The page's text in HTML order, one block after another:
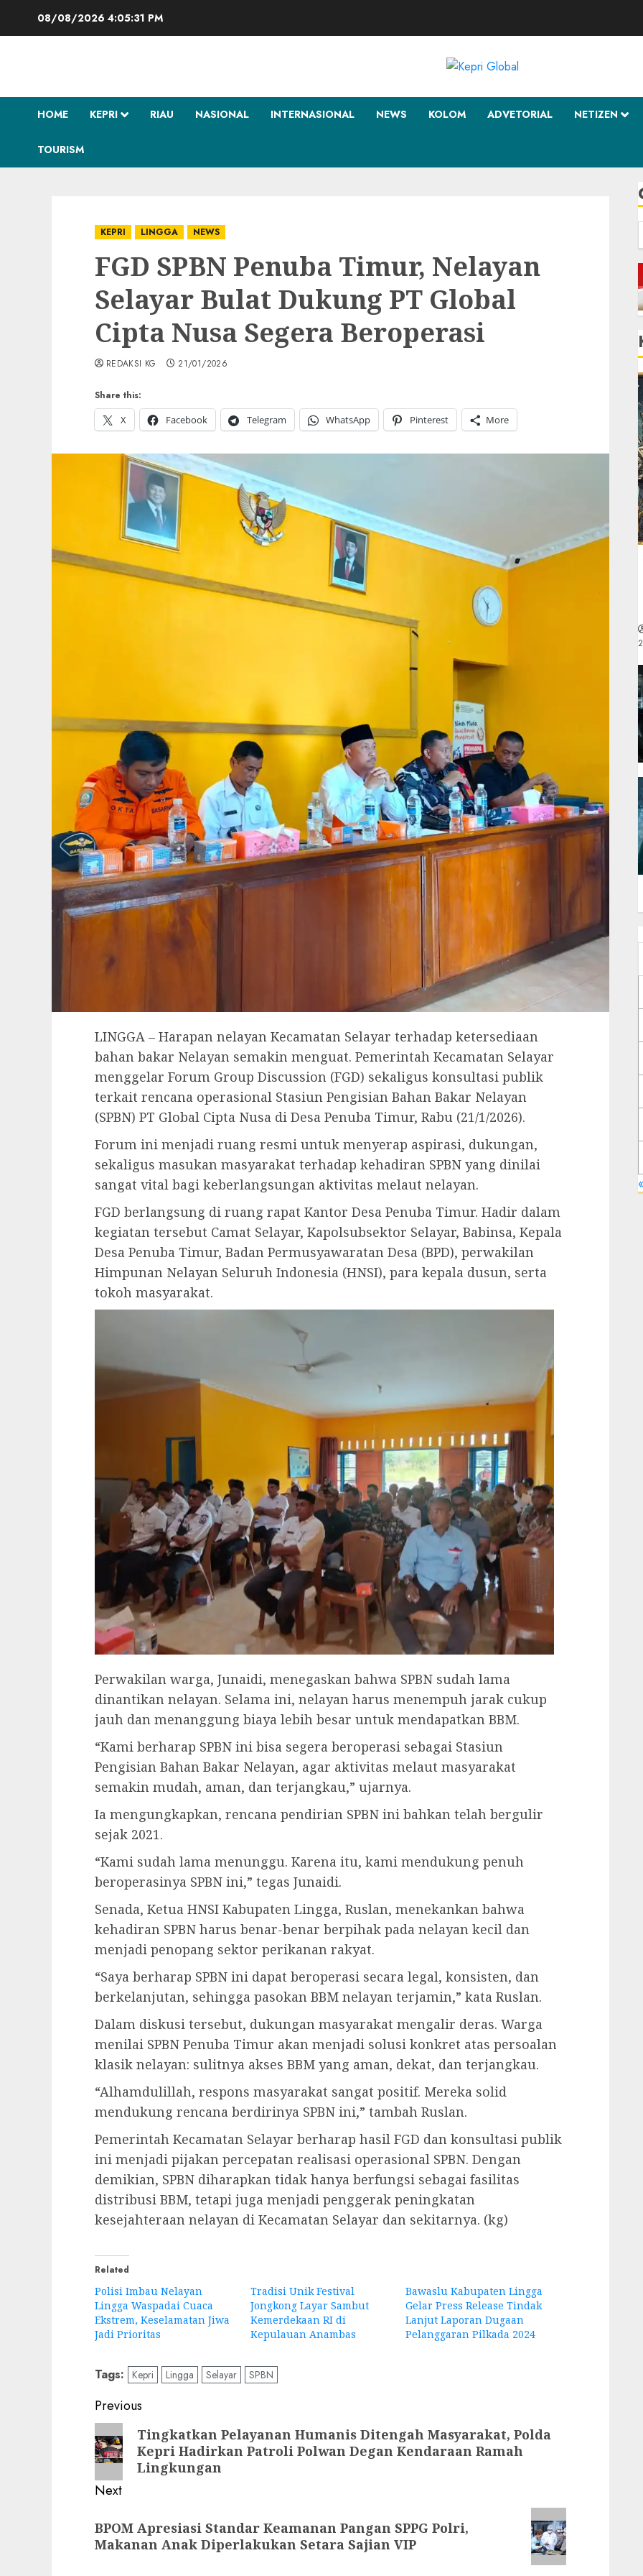
08/08/2026 4:05:32 PM
HOME KEPRI RIAU NASIONAL INTERNASIONAL NEWS KOLOM ADVETORIAL NETIZEN
TOURISM
KEPRI LINGGA NEWS
FGD SPBN Penuba Timur, Nelayan
Selayar Bulat Dukung PT Global
Cipta Nusa Segera Beroperasi
Share this:
X
Facebook Telegram WhatsApp Pinterest More
REDAKSI KG 21/01/2026
LINGGA – Harapan nelayan Kecamatan Selayar terhadap ketersediaan
bahan bakar Nelayan semakin menguat. Pemerintah Kecamatan Selayar
menggelar Forum Group Discussion (FGD) sekaligus konsultasi publik
terkait rencana operasional Stasiun Pengisian Bahan Bakar Nelayan
(SPBN) PT Global Cipta Nusa di Desa Penuba Timur, Rabu (21/1/2026).
Forum ini menjadi ruang resmi untuk menyerap aspirasi, dukungan,
sekaligus masukan masyarakat terhadap kehadiran SPBN yang dinilai
sangat vital bagi keberlangsungan aktivitas melaut nelayan.
FGD berlangsung di ruang rapat Kantor Desa Penuba Timur. Hadir dalam
kegiatan tersebut Camat Selayar, Kapolsubsektor Selayar, Babinsa, Kepala
Desa Penuba Timur, Badan Permusyawaratan Desa (BPD), perwakilan
Himpunan Nelayan Seluruh Indonesia (HNSI), para kepala dusun, serta
tokoh masyarakat.
Perwakilan warga, Junaidi, menegaskan bahwa SPBN sudah lama
dinantikan nelayan. Selama ini, nelayan harus menempuh jarak cukup
jauh dan menanggung biaya lebih besar untuk mendapatkan BBM.
“Kami berharap SPBN ini bisa segera beroperasi sebagai Stasiun
Pengisian Bahan Bakar Nelayan, agar aktivitas melaut masyarakat
semakin mudah, aman, dan terjangkau,” ujarnya.
Ia mengungkapkan, rencana pendirian SPBN ini bahkan telah bergulir
sejak 2021.
“Kami sudah lama menunggu. Karena itu, kami mendukung penuh
beroperasinya SPBN ini,” tegas Junaidi.
Senada, Ketua HNSI Kabupaten Lingga, Ruslan, menekankan bahwa
kehadiran SPBN harus benar-benar berpihak pada nelayan kecil dan
menjadi penopang sektor perikanan rakyat.
“Saya berharap SPBN ini dapat beroperasi secara legal, konsisten, dan
berkelanjutan, sehingga pasokan BBM nelayan terjamin,” kata Ruslan.
Dalam diskusi tersebut, dukungan masyarakat mengalir deras. Warga
menilai SPBN Penuba Timur akan menjadi solusi konkret atas persoalan
klasik nelayan: sulitnya akses BBM yang aman, dekat, dan terjangkau.
“Alhamdulillah, respons masyarakat sangat positif. Mereka solid
mendukung rencana berdirinya SPBN ini,” tambah Ruslan.
Pemerintah Kecamatan Selayar berharap hasil FGD dan konsultasi publik
ini menjadi pijakan percepatan realisasi operasional SPBN. Dengan
demikian, SPBN diharapkan tidak hanya berfungsi sebagai fasilitas
distribusi BBM, tetapi juga menjadi penggerak peningkatan
kesejahteraan nelayan di Kecamatan Selayar dan sekitarnya. (kg)
Related
Polisi Imbau Nelayan
Lingga Waspadai Cuaca
Ekstrem, Keselamatan Jiwa
Jadi Prioritas
Tradisi Unik Festival
Jongkong Layar Sambut
Kemerdekaan RI di
Kepulauan Anambas
Bawaslu Kabupaten Lingga
Gelar Press Release Tindak
Lanjut Laporan Dugaan
Pelanggaran Pilkada 2024
Tags: Kepri Lingga Selayar SPBN
Post
navigation
Previous
Previous
post:
Tingkatkan Pelayanan Humanis Ditengah Masyarakat, Polda
Kepri Hadirkan Patroli Polwan Degan Kendaraan Ramah
Lingkungan
Next
post:
BPOM Apresiasi Standar Keamanan Pangan SPPG Polri,
Makanan Anak Diperlakukan Setara Sajian VIP